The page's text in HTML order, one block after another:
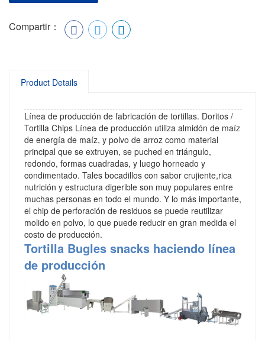
Compartir：
Product Details
Línea de producción de fabricación de tortillas. Doritos /
Tortilla Chips Línea de producción utiliza almidón de maíz
de energía de maíz, y polvo de arroz como material
principal que se extruyen, se puched en triángulo,
redondo, formas cuadradas, y luego horneado y
condimentado. Tales bocadillos con sabor crujiente,rica
nutrición y estructura digerible son muy populares entre
muchas personas en todo el mundo. Y lo más importante,
el chip de perforación de residuos se puede reutilizar
molido en polvo, lo que puede reducir en gran medida el
costo de producción.
Tortilla Bugles snacks haciendo línea
de producción